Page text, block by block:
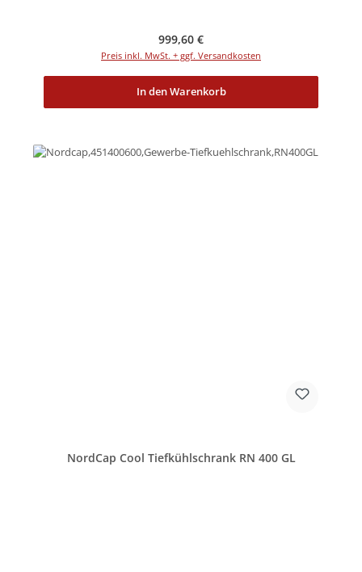
Regulärer Preis:
999,60 €
Preis inkl. MwSt. + ggf. Versandkosten
In den Warenkorb
NordCap Cool Tiefkühlschrank RN 400 GL